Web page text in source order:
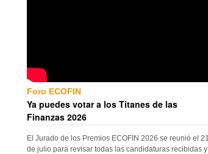
Foro ECOFIN
Ya puedes votar a los Titanes de las
Finanzas 2026
El Jurado de los Premios ECOFIN 2026 se reunió el 21
de julio para revisar todas las candidaturas recibidas y